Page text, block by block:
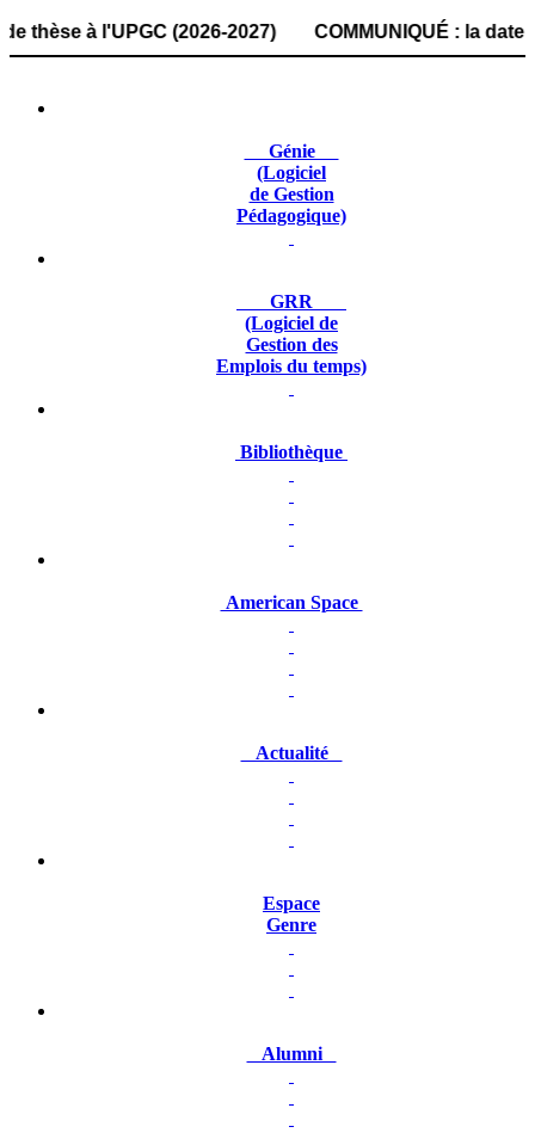
à l'UPGC (2026-2027) COMMUNIQUÉ : la date
Génie
(Logiciel
de Gestion
Pédagogique)
GRR
(Logiciel de
Gestion des
Emplois du temps)
Bibliothèque
American Space
Actualité
Espace
Genre
Alumni